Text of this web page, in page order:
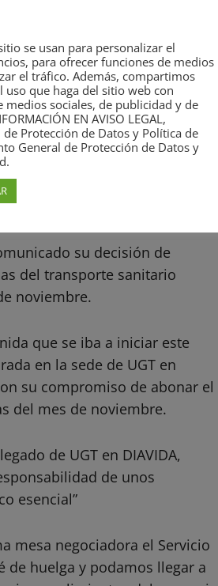
la espera del compromiso de
su decisión de
del transporte sanitario
noviembre.
que se iba a iniciar este
en la sede de UGT en
su compromiso de abonar el
del mes de noviembre.
de UGT en DIAVIDA,
de unos
esencial”
mesa negociadora el Servicio
de huelga y podamos llegar a
se usan para personalizar el
para ofrecer funciones de medios
el tráfico. Además, compartimos
que haga del sitio web con
medios sociales, de publicidad y de
EN AVISO LEGAL,
Protección de Datos y Política de
General de Protección de Datos y